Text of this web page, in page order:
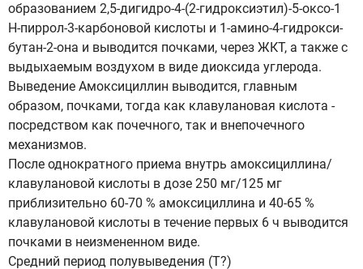
образованием 2,5-дигидро-4-(2-гидроксиэтил)-5-оксо-1
H-пиррол-3-карбоновой кислоты и 1-амино-4-гидрокси-
бутан-2-она и выводится почками, через ЖКТ, а также с
выдыхаемым воздухом в виде диоксида углерода.
Выведение Амоксициллин выводится, главным
образом, почками, тогда как клавулановая кислота -
посредством как почечного, так и внепочечного
механизмов.
После однократного приема внутрь амоксициллина/
клавулановой кислоты в дозе 250 мг/125 мг
приблизительно 60-70 % амоксициллина и 40-65 %
клавулановой кислоты в течение первых 6 ч выводится
почками в неизмененном виде.
Средний период полувыведения (Т?)